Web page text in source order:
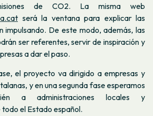
de CO2. La misma web
será la ventana para explicar las
impulsando. De este modo, además, las
ser referentes, servir de inspiración y
a dar el paso.
el proyecto va dirigido a empresas y
y en una segunda fase esperamos
a administraciones locales y
el Estado español.